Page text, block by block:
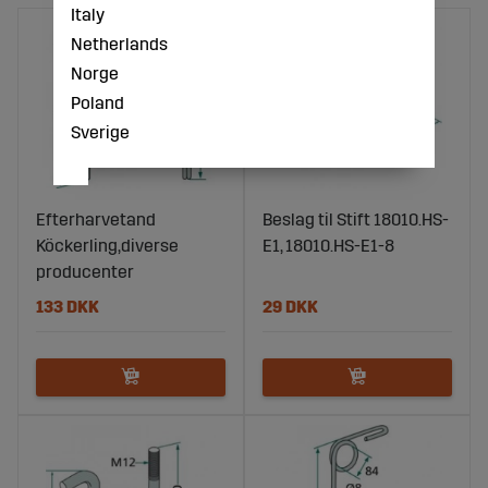
Efterharvetand
Köckerling,diverse
producenter
133 DKK
Beslag til Stift 18010.HS-
E1, 18010.HS-E1-8
29 DKK
Italy
Netherlands
Norge
Poland
Sverige